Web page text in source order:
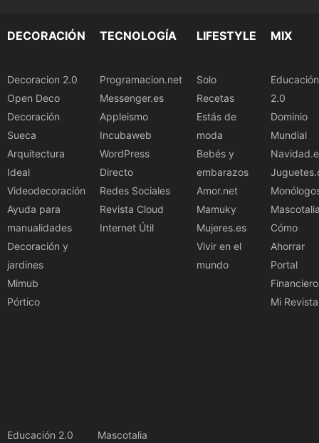
DECORACIÓN
Decoracion 2.0
Open Deco
Decoración
Sueca
Arquitectura
Ideal
Videodecoración
Ayuda para
manualidades
Decoración y
jardines
Mimub
Pórtico
TECNOLOGÍA
Programacion.net
Messenger.es
Appleismo
Incubaweb
WordPress
Directo
Redes Sociales
Revista Cloud
Internet Útil
LIFESTYLE
Solo
Recetas
Estás de
moda
Bebés y
embarazos
Amor.net
Mamuky
Mujeres.es
Vivir en el
mundo
MIX
Educación
2.0
Dominio
Mundial
Cómo
Ahorrar
Portal
Financiero
Mi Revista
Educación 2.0
Mascotalia